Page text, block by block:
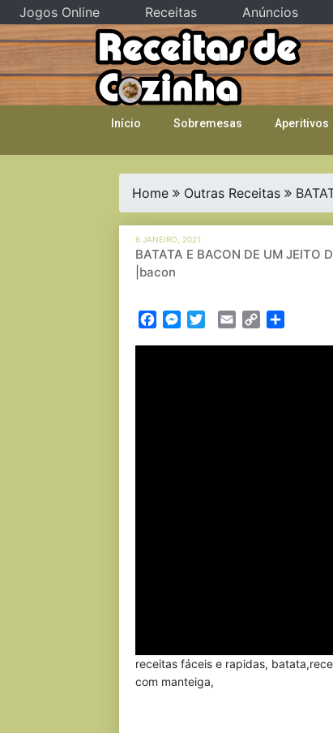
Skip
to
content
Início Sobremesas Aperitivos
Home Outras Receitas
6 JANEIRO, 2021
BATATA E BACON DE UM
|bacon
FacebookMessenger
TwitterEmail Copy
receitas fáceis e rapidas,
com manteiga,
Jogos Online Receitas Anúncios